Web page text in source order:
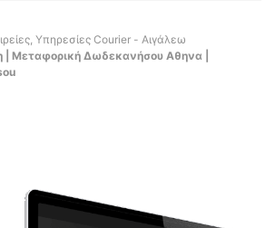
Υπηρεσίες Courier - Αιγάλεω
Μεταφορική Δωδεκανήσου Αθηνα |